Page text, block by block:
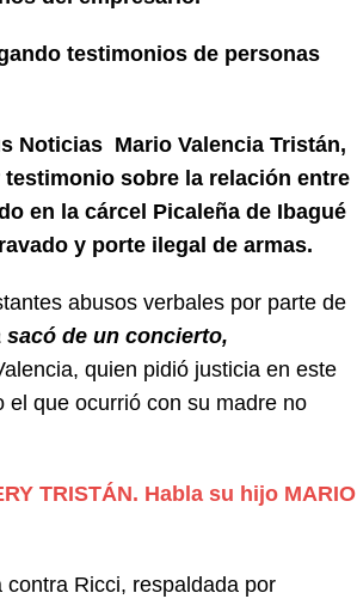
testimonios de personas
Noticias Mario Valencia Tristán,
sobre la relación entre
en la cárcel Picaleña de Ibagué
y porte ilegal de armas.
abusos verbales por parte de
de un concierto,
quien pidió justicia en este
que ocurrió con su madre no
TRISTÁN. Habla su hijo MARIO
Ricci, respaldada por